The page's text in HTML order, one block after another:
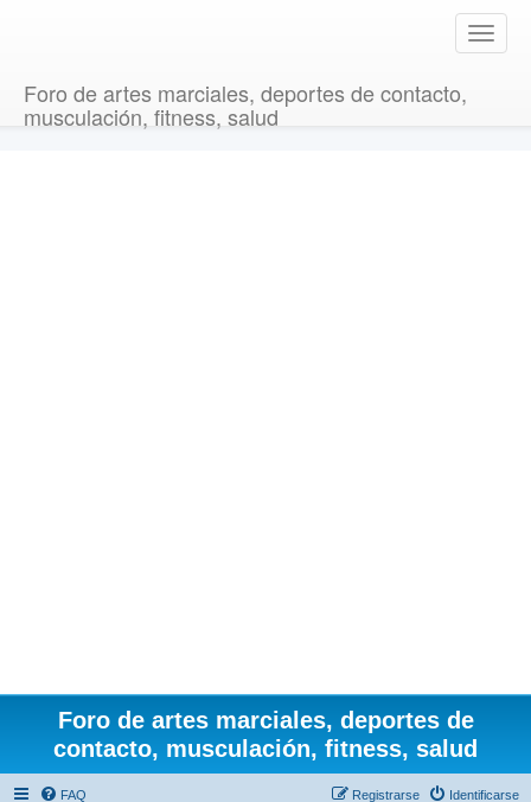
T
o
Foro de artes marciales, deportes de contacto,
musculación, fitness, salud
Foro de artes marciales, deportes de
contacto, musculación, fitness, salud
FAQ Identificarse
Registrarse